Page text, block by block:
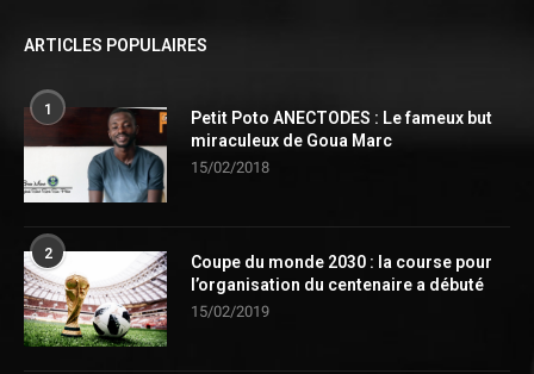
ARTICLES POPULAIRES
1
Petit Poto ANECTODES : Le fameux but
miraculeux de Goua Marc
15/02/2018
2
Coupe du monde 2030 : la course pour
l’organisation du centenaire a débuté
15/02/2019